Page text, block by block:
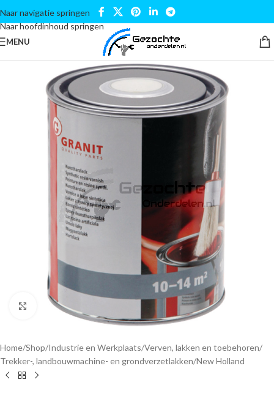
Naar navigatie springen
Naar hoofdinhoud springen
MENU
Klik om te vergroten
Home/Shop/Industrie en Werkplaats/Verven, lakken en toebehoren/
Trekker-, landbouwmachine- en grondverzetlakken/New Holland